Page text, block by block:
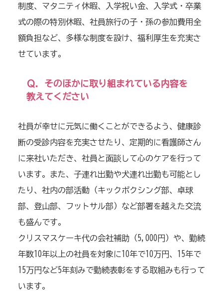
制度、マタニティ休暇、入学祝い金、入学式・卒業
式の際の特別休暇、社員旅行の子・孫の参加費用全
額負担など、多様な制度を設け、福利厚生を充実さ
せています。
Ｑ．そのほかに取り組まれている内容を
教えてください
社員が幸せに元気に働くことができるよう、健康診
断の受診内容を充実させたり、定期的に看護師さん
に来社いただき、社員と面談して心のケアを行って
います。また、子連れ出勤や犬連れ出勤も可能とし
たり、社内の部活動（キックボクシング部、卓球
部、登山部、フットサル部）など部署を越えた交流
も盛んです。
クリスマスケーキ代の会社補助（5,000 円）や、勤続
年数10年以上の社員を対象に10年で10万円、 15年で
15万円など5年刻みで勤続表彰をする取組みも行って
います。